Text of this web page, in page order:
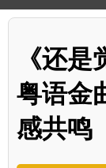
《还
粤语金
感共鸣